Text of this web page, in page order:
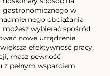
gastronomicznego w
obciążania
wybierać spośród
nowe urządzenia
efektywność pracy.
masz pewność
z pełnym wsparciem